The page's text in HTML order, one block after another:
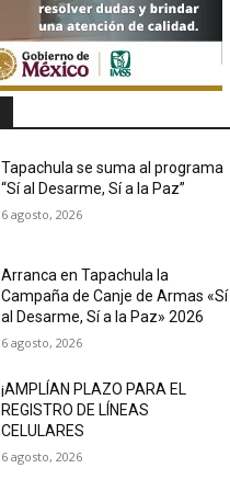
Tapachula se suma al programa
“Sí al Desarme, Sí a la Paz”
6 agosto, 2026
Arranca en Tapachula la
Campaña de Canje de Armas «Sí
al Desarme, Sí a la Paz» 2026
6 agosto, 2026
¡AMPLÍAN PLAZO PARA EL
REGISTRO DE LÍNEAS
CELULARES
6 agosto, 2026